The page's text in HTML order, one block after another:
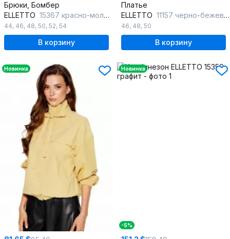
Брюки, Бомбер
ELLETTO 15367 красно-молочный
44, 46, 48, 50, 52, 54
В корзину
Платье
ELLETTO 11157 черно-бежевый
46, 48, 50
В корзину
Новинка Новинка
-5%